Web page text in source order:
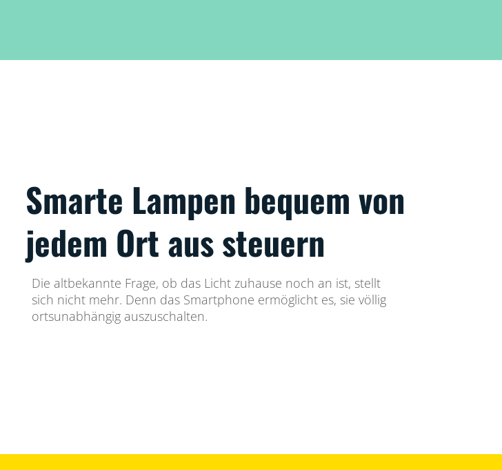
Smarte Lampen bequem von
jedem Ort aus steuern
Die altbekannte Frage, ob das Licht zuhause noch an ist, stellt
sich nicht mehr. Denn das Smartphone ermöglicht es, sie völlig
ortsunabhängig auszuschalten.